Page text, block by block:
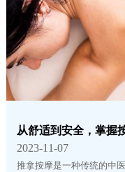
从舒适到安全，掌握
2023-11-07
推拿按摩是一种传统的中